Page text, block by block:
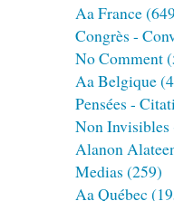
Aa France
Congrès -
No Comment
Aa Belgique
Pensées -
Non Invisibles
Alanon
Medias (259)
Aa Québec